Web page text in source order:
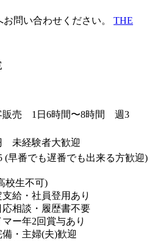
問い合わせください。 THE
販売 1日6時間〜8時間 週3
未経験者大歓迎
(早番でも遅番でも出来る方歓迎)
校生不可)
給・社員登用あり
応相談・履歴書不要
ー年2回賞与あり
・主婦(夫)歓迎